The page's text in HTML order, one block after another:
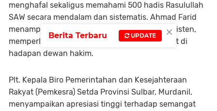
menghafal sekaligus memahami 500 hadis Rasulullah
SAW secara mendalam dan sistematis. Ahmad Farid
menampilkan performa yang tenang dan konsisten,
memperlihatkan penguasaan materi yang kuat di
hadapan dewan hakim.
Plt. Kepala Biro Pemerintahan dan Kesejahteraan
Rakyat (Pemkesra) Setda Provinsi Sulbar, Murdanil,
menyampaikan apresiasi tinggi terhadap semangat
×
Berita Terbaru UPDATE